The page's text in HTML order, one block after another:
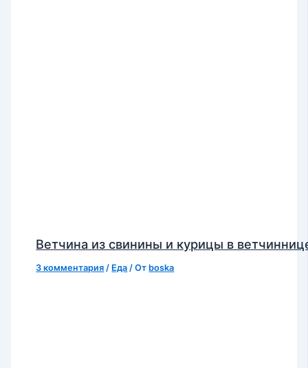
Ветчина из свинины и курицы в
3 комментария / Еда / От boska